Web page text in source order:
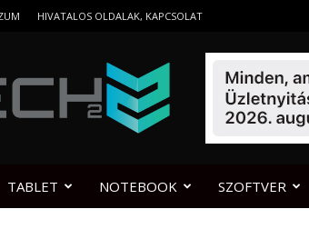
HIVATALOS OLDALAK, KAPCSOLAT
TABLET NOTEBOOK SZOFTVER